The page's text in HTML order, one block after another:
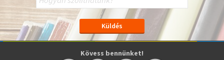
Kövess bennünket!